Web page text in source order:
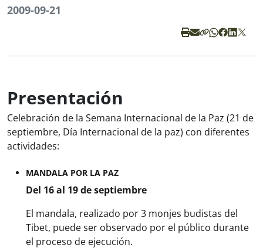
2009-09-21
Presentación
Celebración de la Semana Internacional de la Paz (21 de
septiembre, Día Internacional de la paz) con diferentes
actividades:
MANDALA POR LA PAZ
Del 16 al 19 de septiembre
El mandala, realizado por 3 monjes budistas del
Tibet, puede ser observado por el público durante
el proceso de ejecución.